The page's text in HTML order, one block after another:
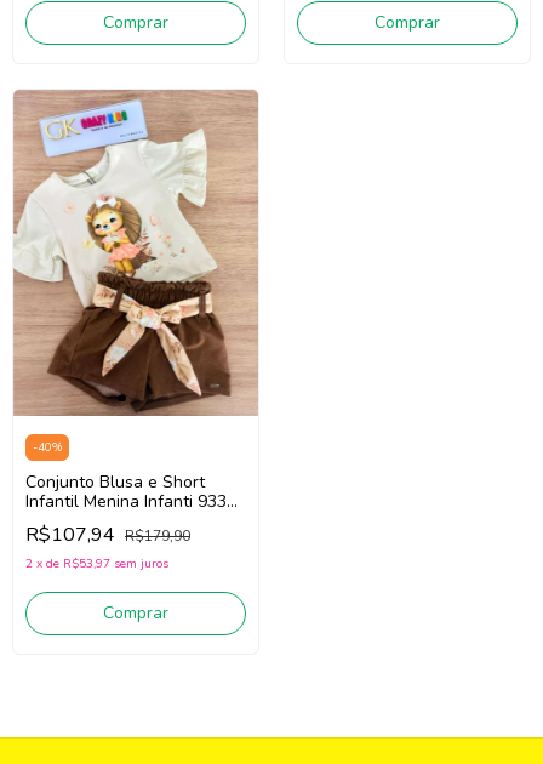
Comprar Comprar
-40%
Conjunto Blusa e Short
Infantil Menina Infanti 93363
(Bege Claro/Marrom)
R$107,94 R$179,90
2 x de R$53,97 sem juros
Comprar